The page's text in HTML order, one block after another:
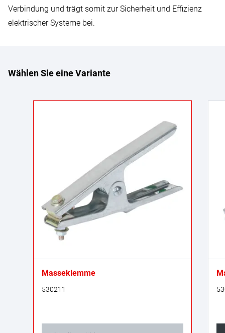
Verbindung und trägt somit zur Sicherheit und Effizienz
elektrischer Systeme bei.
Wählen Sie eine Variante
Masseklemme
530211